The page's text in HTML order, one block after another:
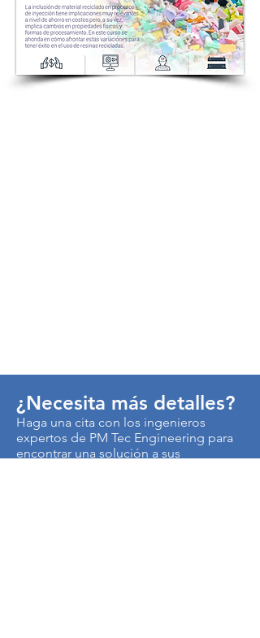
¿Necesita más detalles?
Haga una cita con los ingenieros
expertos de PM Tec Engineering para
encontrar una solución a sus